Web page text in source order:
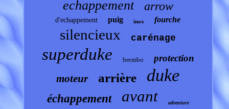
echappement arrow
d'echappement puig inox fourche
silencieux carénage
superduke brembo protection
moteur arrière duke
échappement avant adventure